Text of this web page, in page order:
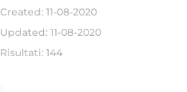
Created: 11-08-2020
Updated: 11-08-2020
Risultati: 144